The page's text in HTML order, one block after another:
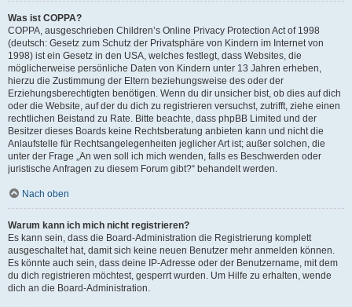
Was ist COPPA?
COPPA, ausgeschrieben Children’s Online Privacy Protection Act of 1998
(deutsch: Gesetz zum Schutz der Privatsphäre von Kindern im Internet von
1998) ist ein Gesetz in den USA, welches festlegt, dass Websites, die
möglicherweise persönliche Daten von Kindern unter 13 Jahren erheben,
hierzu die Zustimmung der Eltern beziehungsweise des oder der
Erziehungsberechtigten benötigen. Wenn du dir unsicher bist, ob dies auf dich
oder die Website, auf der du dich zu registrieren versuchst, zutrifft, ziehe einen
rechtlichen Beistand zu Rate. Bitte beachte, dass phpBB Limited und der
Besitzer dieses Boards keine Rechtsberatung anbieten kann und nicht die
Anlaufstelle für Rechtsangelegenheiten jeglicher Art ist; außer solchen, die
unter der Frage „An wen soll ich mich wenden, falls es Beschwerden oder
juristische Anfragen zu diesem Forum gibt?“ behandelt werden.
Nach oben
Warum kann ich mich nicht registrieren?
Es kann sein, dass die Board-Administration die Registrierung komplett
ausgeschaltet hat, damit sich keine neuen Benutzer mehr anmelden können.
Es könnte auch sein, dass deine IP-Adresse oder der Benutzername, mit dem
du dich registrieren möchtest, gesperrt wurden. Um Hilfe zu erhalten, wende
dich an die Board-Administration.